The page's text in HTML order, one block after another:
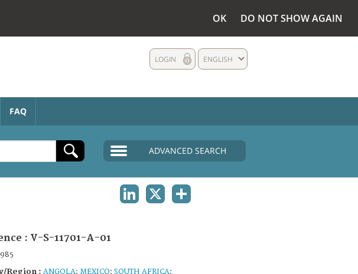
OK DO NOT SHOW AGAIN
ENGLISH
LOGIN
FAQ
ADVANCED SEARCH
: V-S-11701-A-01
Region : ANGOLA; MEXICO; SOUTH AFRICA;